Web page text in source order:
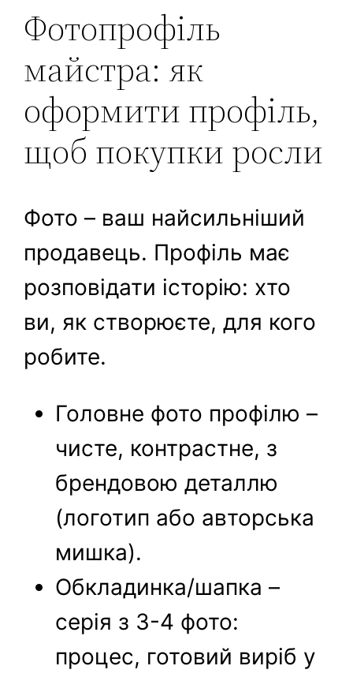
Фотопрофіль
майстра: як
оформити профіль,
щоб покупки росли
Фото – ваш найсильніший
продавець. Профіль має
розповідати історію: хто
ви, як створюєте, для кого
робите.
Головне фото профілю –
чисте, контрастне, з
брендовою деталлю
(логотип або авторська
мишка).
Обкладинка/шапка –
серія з 3-4 фото:
процес, готовий виріб у